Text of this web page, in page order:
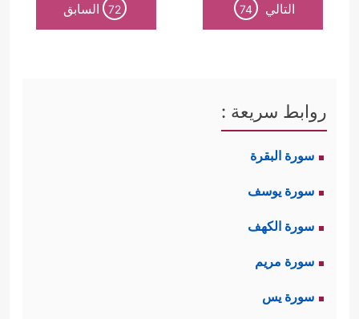
التالي 74
72 السابق
روابط سريعة :
سورة البقرة
سورة يوسف
سورة الكهف
سورة مريم
سورة يس